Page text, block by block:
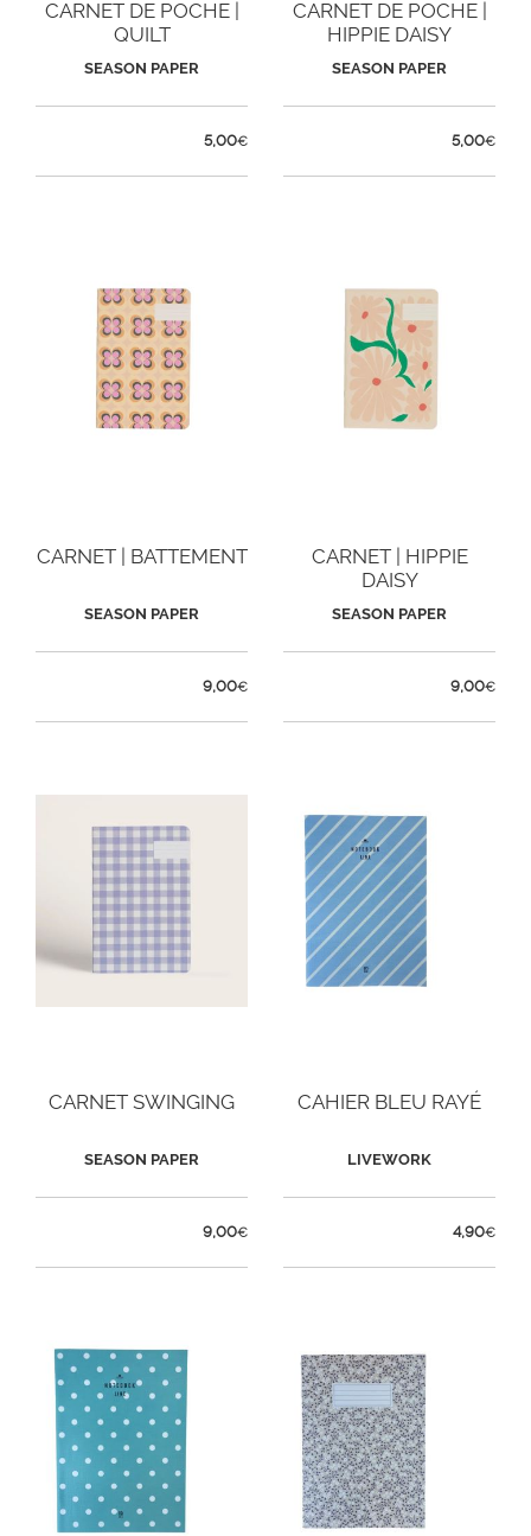
CARNET DE POCHE |
QUILT
SEASON PAPER
5,00€
CARNET DE POCHE |
HIPPIE DAISY
SEASON PAPER
5,00€
CARNET | BATTEMENT
SEASON PAPER
9,00€
CARNET | HIPPIE
DAISY
SEASON PAPER
9,00€
CARNET SWINGING
SEASON PAPER
9,00€
CAHIER BLEU RAYÉ
LIVEWORK
4,90€